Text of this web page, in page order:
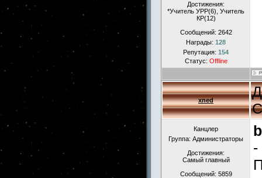
Достижения:
*Учитель УРР(6), Учитель
КР(12)
Сообщений: 2642
Награды: 128
Репутация: 154
Статус: Offline
xned
Канцлер
Группа: Администраторы
Достижения:
Самый главный
Сообщений: 5859
-